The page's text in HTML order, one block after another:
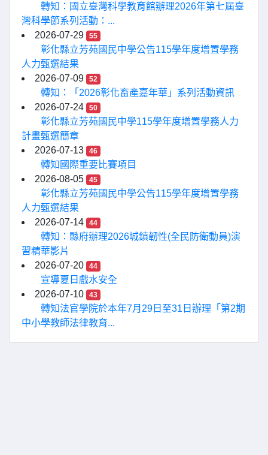
轉知：國立臺灣科學教育館辦理2026年第七屆臺
灣科學節系列活動：...
2026-07-29
55
彰化縣立芳苑國民中學公告115學年度增置學務
人力甄選結果
2026-07-09
52
轉知：「2026彰化畜產嘉年華」系列活動資訊
2026-07-24
50
彰化縣立芳苑國民中學115學年度增置學務人力
計畫甄選簡章
2026-07-13
46
轉知國際重要比賽項目
2026-08-05
45
彰化縣立芳苑國民中學公告115學年度增置學務
人力甄選結果
2026-07-14
44
轉知：縣府辦理2026城鎮韌性(全民防衛動員)演
習精華影片
2026-07-20
44
宣導夏日戲水安全
2026-07-10
43
轉知法官學院於本年7月29日至31日辦理「第2期
中小學教師法律教育...